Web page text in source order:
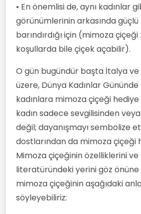
• En önemlisi de, aynı kadınlar
görünümlerinin arkasında
barındırdığı için (mimoza
koşullarda bile çiçek açabilir).
O gün bugündür başta İtalya ve
üzere, Dünya Kadınlar
kadınlara mimoza çiçeği
kadın sadece sevgilisinden
değil; dayanışmayı sembolize
dostlarından da mimoza çiçeği
Mimoza çiçeğinin özelliklerini
literatüründeki yerini göz önüne
mimoza çiçeğinin aşağıdaki
söyleyebiliriz: